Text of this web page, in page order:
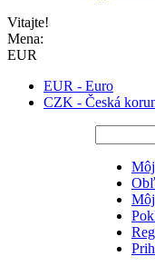
Vitajte!
Mena:
EUR
EUR - Euro
CZK - Česká